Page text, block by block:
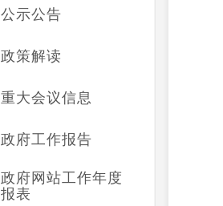
公示公告
政策解读
重大会议信息
政府工作报告
政府网站工作年度
报表